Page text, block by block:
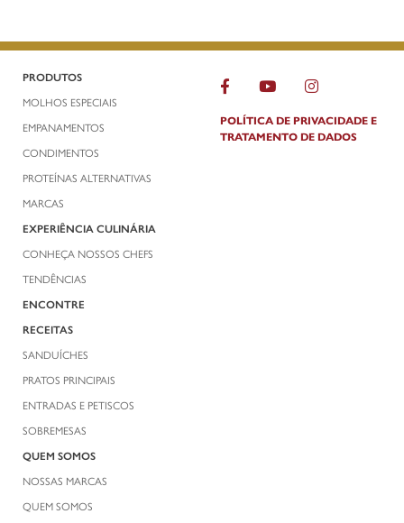
PRODUTOS
MOLHOS ESPECIAIS
EMPANAMENTOS
CONDIMENTOS
PROTEÍNAS ALTERNATIVAS
MARCAS
RECEITAS
SANDUÍCHES
PRATOS PRINCIPAIS
ENTRADAS E PETISCOS
SOBREMESAS
EXPERIÊNCIA CULINÁRIA
CONHEÇA NOSSOS CHEFS
TENDÊNCIAS
QUEM SOMOS
NOSSAS MARCAS
QUEM SOMOS
ENCONTRE
POLÍTICA DE PRIVACIDADE E
TRATAMENTO DE DADOS